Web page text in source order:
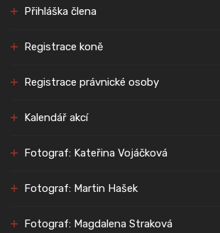
Přihláška člena
Registrace koně
Registrace právnické osoby
Kalendář akcí
Fotograf: Kateřina Vojáčková
Fotograf: Martin Hašek
Fotograf: Magdalena Straková